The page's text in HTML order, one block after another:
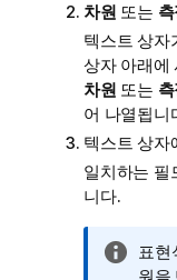
차원 또는
텍스트 상자
상자 아래에
차원 또는
어 나열됩니
텍스트 상자
일치하는 필
니다.
정
표현